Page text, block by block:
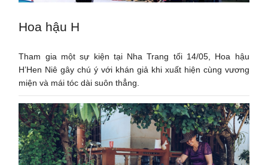
Hoa hậu H
Tham gia một sự kiện tại Nha Trang tối 14/05, Hoa hậu
H’Hen Niê gây chú ý với khán giả khi xuất hiện cùng vương
miện và mái tóc dài suôn thẳng.